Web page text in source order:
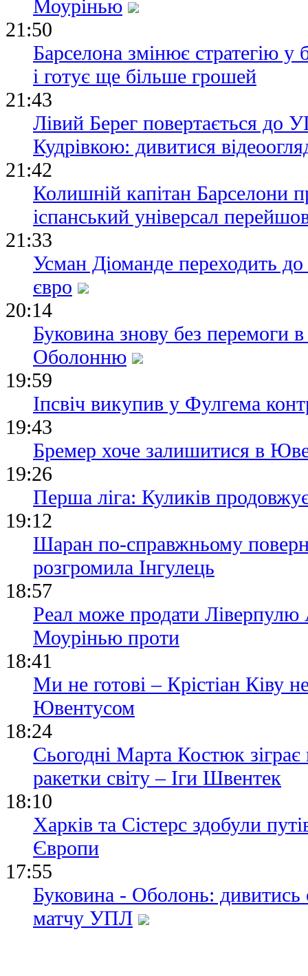
Моурінью
21:50
Барселона змінює стратегію у
і готує ще більше грошей
21:43
Лівий Берег повертається до
Кудрівкою: дивитися
21:42
Колишній капітан Барселони
іспанський універсал
21:33
Усман Діоманде переходить
євро
20:14
Буковина знову без перемоги
Оболонню
19:59
Іпсвіч викупив у Фулгема
19:43
Бремер хоче залишитися в
19:26
Перша ліга: Куликів
19:12
Шаран по-справжньому
розгромила Інгулець
18:57
Реал може продати
Моурінью проти
18:41
Ми не готові – Крістіан Ківу
Ювентусом
18:24
Сьогодні Марта Костюк
ракетки світу – Іги Швентек
18:10
Харків та Сістерс здобули
Європи
17:55
Буковина - Оболонь: дивитись
матчу УПЛ